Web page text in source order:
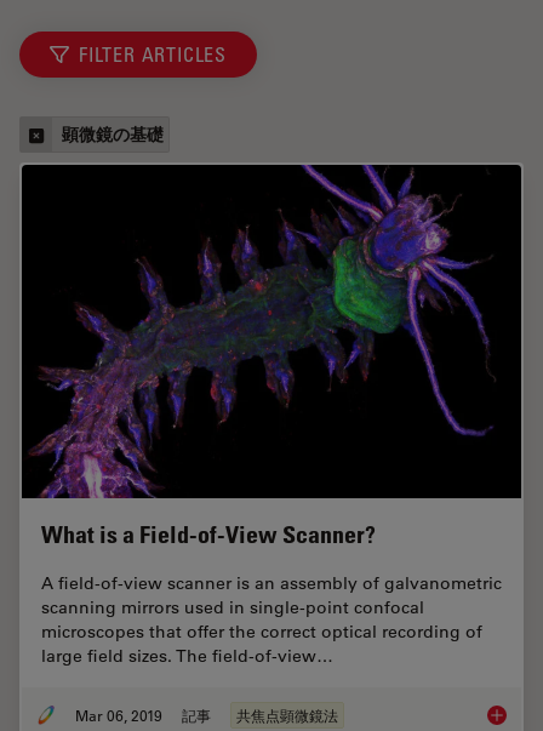
FILTER ARTICLES
顕微鏡の基礎
What is a Field-of-View Scanner?
A field-of-view scanner is an assembly of galvanometric
scanning mirrors used in single-point confocal
microscopes that offer the correct optical recording of
large field sizes. The field-of-view…
Mar 06, 2019 記事 共焦点顕微鏡法 What is